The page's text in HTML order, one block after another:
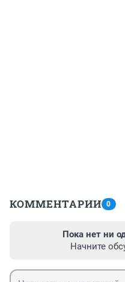
КОММЕНТАРИИ 0
Пока нет ни
Начните